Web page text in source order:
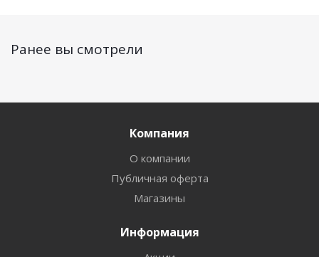
Ранее вы смотрели
Компания
О компании
Публичная оферта
Магазины
Информация